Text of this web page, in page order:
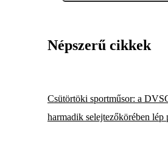
Népszerű cikkek
Csütörtöki sportműsor: a
harmadik selejtezőkörében lép